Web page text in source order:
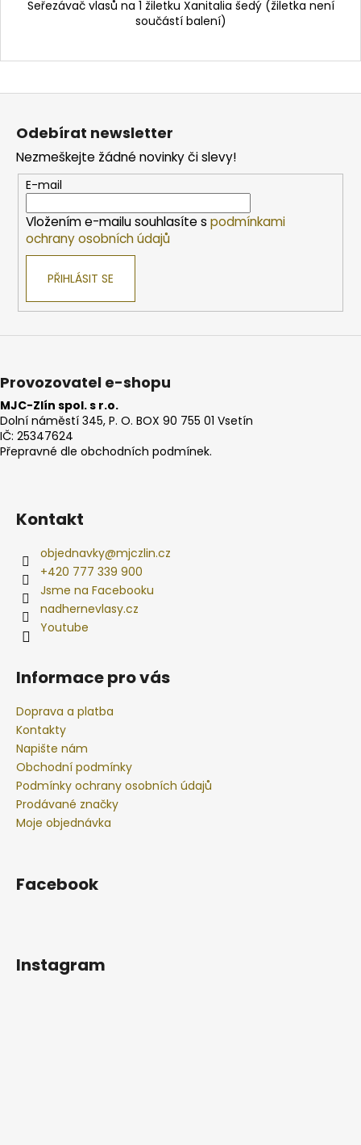
Seřezávač vlasů na 1 žiletku Xanitalia šedý (žiletka není
součástí balení)
Z
Odebírat newsletter
Nezmeškejte žádné novinky či slevy!
E-mail
Vložením e-mailu souhlasíte s podmínkami
ochrany osobních údajů
PŘIHLÁSIT SE
Provozovatel e-shopu
MJC-Zlín spol. s r.o.
Dolní náměstí 345, P. O. BOX 90 755 01 Vsetín
IČ: 25347624
Přepravné dle obchodních podmínek.
Kontakt
objednavky@mjczlin.cz
+420 777 339 900
Jsme na Facebooku
nadhernevlasy.cz
Youtube
Informace pro vás
Doprava a platba
Kontakty
Napište nám
Obchodní podmínky
Podmínky ochrany osobních údajů
Prodávané značky
Moje objednávka
Facebook
Instagram